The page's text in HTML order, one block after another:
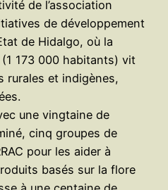
de l’association
de développement
de Hidalgo, où la
173 000 habitants) vit
rurales et indigènes,
une vingtaine de
cinq groupes de
pour les aider à
basés sur la flore